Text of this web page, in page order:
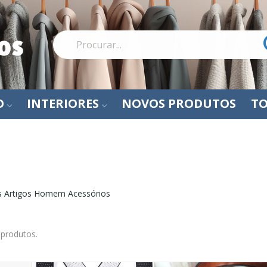
INTERIORES NOVOS PRODUTOS
Artigos Homem Acessórios